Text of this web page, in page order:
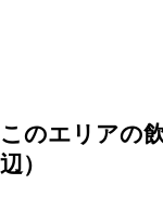
このエリアの
辺）